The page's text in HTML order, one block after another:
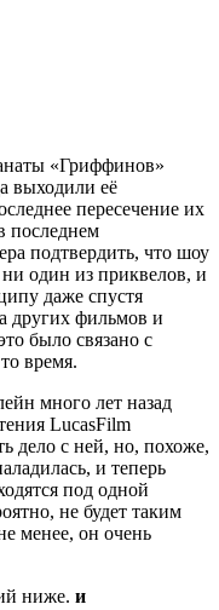
«Гриффинов»
выходили её
пересечение их
последнем
подтвердить, что шоу
ни один из приквелов, и
даже спустя
других фильмов и
было связано с
время.
много лет назад
LucasFilm
дело с ней, но, похоже,
и теперь
под одной
не будет таким
менее, он очень
ниже. и